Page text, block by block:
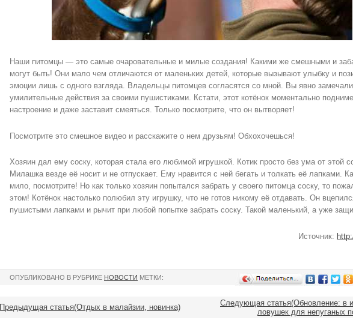
Наши питомцы — это самые очаровательные и милые создания! Какими же смешными и
могут быть! Они мало чем отличаются от маленьких детей, которые вызывают улыбку и
эмоции лишь с одного взгляда. Владельцы питомцев согласятся со мной. Вы явно замечали
умилительные действия за своими пушистиками. Кстати, этот котёнок моментально
настроение и даже заставит смеяться. Только посмотрите, что он вытворяет!
Посмотрите это смешное видео и расскажите о нем друзьям! Обхохочешься!
Хозяин дал ему соску, которая стала его любимой игрушкой. Котик просто без ума от этой
Милашка везде её носит и не отпускает. Ему нравится с ней бегать и толкать её лапками.
мило, посмотрите! Но как только хозяин попытался забрать у своего питомца соску, то
этом! Котёнок настолько полюбил эту игрушку, что не готов никому её отдавать. Он
пушистыми лапками и рычит при любой попытке забрать соску. Такой маленький, а уже
Источник:
ОПУБЛИКОВАНО В РУБРИКЕ НОВОСТИ МЕТКИ:
Предыдущая статья(Отдых в малайзии, новинка)
Следующая статья(Обновление: в
ловушек для непуганых